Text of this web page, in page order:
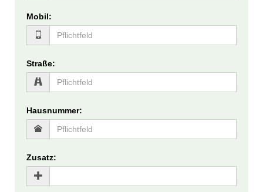
Mobil:
Straße:
Hausnummer:
Zusatz: